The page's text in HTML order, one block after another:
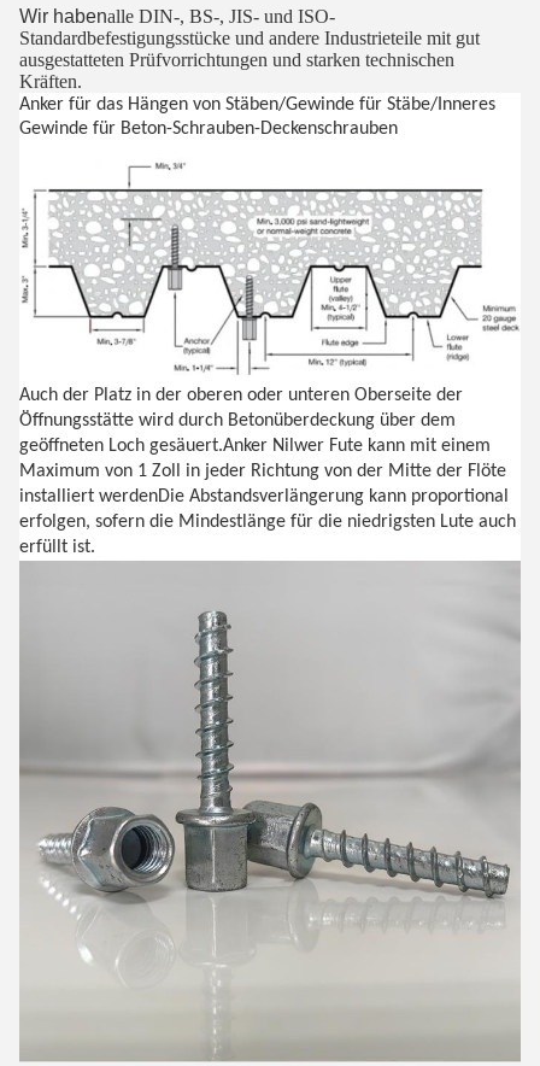
Wir habenalle DIN-, BS-, JIS- und ISO-
Standardbefestigungsstücke und andere Industrieteile mit gut
ausgestatteten Prüfvorrichtungen und starken technischen
Kräften.
Anker für das Hängen von Stäben/Gewinde für Stäbe/Inneres
Gewinde für Beton-Schrauben-Deckenschrauben
Auch der Platz in der oberen oder unteren Oberseite der
Öffnungsstätte wird durch Betonüberdeckung über dem
geöffneten Loch gesäuert.Anker Nilwer Fute kann mit einem
Maximum von 1 Zoll in jeder Richtung von der Mitte der Flöte
installiert werdenDie Abstandsverlängerung kann proportional
erfolgen, sofern die Mindestlänge für die niedrigsten Lute auch
erfüllt ist.